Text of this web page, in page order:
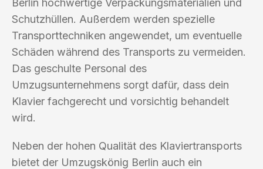
Berlin hochwertige Verpackungsmaterialien und
Schutzhüllen. Außerdem werden spezielle
Transporttechniken angewendet, um eventuelle
Schäden während des Transports zu vermeiden.
Das geschulte Personal des
Umzugsunternehmens sorgt dafür, dass dein
Klavier fachgerecht und vorsichtig behandelt
wird.
Neben der hohen Qualität des Klaviertransports
bietet der Umzugskönig Berlin auch ein